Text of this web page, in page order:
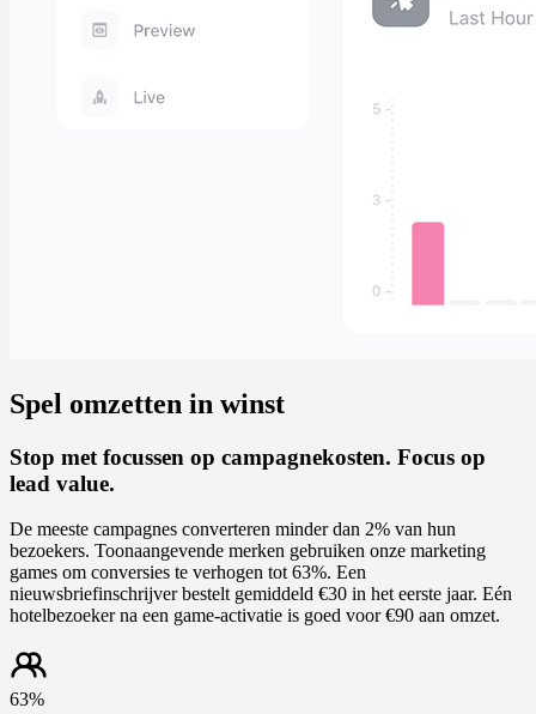
Spel omzetten in winst
Stop met focussen op campagnekosten. Focus op
lead value.
De meeste campagnes converteren minder dan 2% van hun
bezoekers. Toonaangevende merken gebruiken onze marketing
games om conversies te verhogen tot 63%. Een
nieuwsbriefinschrijver bestelt gemiddeld €30 in het eerste jaar. Eén
hotelbezoeker na een game-activatie is goed voor €90 aan omzet.
63%